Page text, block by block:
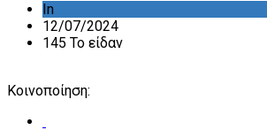
In
12/07/2024
145 Το είδαν
Κοινοποίηση: